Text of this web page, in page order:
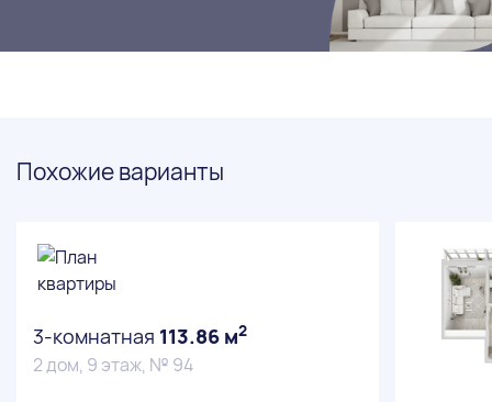
Похожие варианты
3-комнатная 113.86 м2
2 дом, 9 этаж, № 94